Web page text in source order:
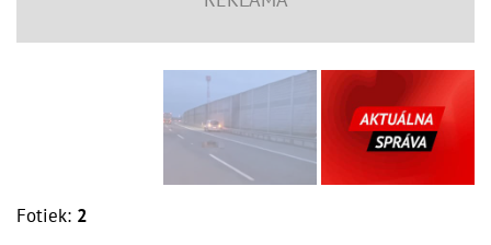
Fotiek: 2